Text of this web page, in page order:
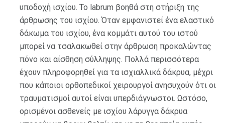
υποδοχή ισχίου. Το labrum βοηθά στη στήριξη της
άρθρωσης του ισχίου. Όταν εμφανιστεί ένα ελαστικό
δάκωμα του ισχίου, ένα κομμάτι αυτού του ιστού
μπορεί να τσαλακωθεί στην άρθρωση προκαλώντας
πόνο και αίσθηση σύλληψης. Πολλά περισσότερα
έχουν πληροφορηθεί για τα ισχιαλλικά δάκρυα, μέχρι
που κάποιοι ορθοπεδικοί χειρουργοί ανησυχούν ότι οι
τραυματισμοί αυτοί είναι υπερδιάγνωστοι. Ωστόσο,
ορισμένοι ασθενείς με ισχίου λάρυγγα δάκρυα